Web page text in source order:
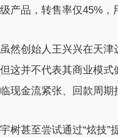
级产品，转售率仅45%，
虽然创始人王兴兴在天津
但这并不代表其商业模
临现金流紧张、回款周
宇树甚至尝试通过“炫技”